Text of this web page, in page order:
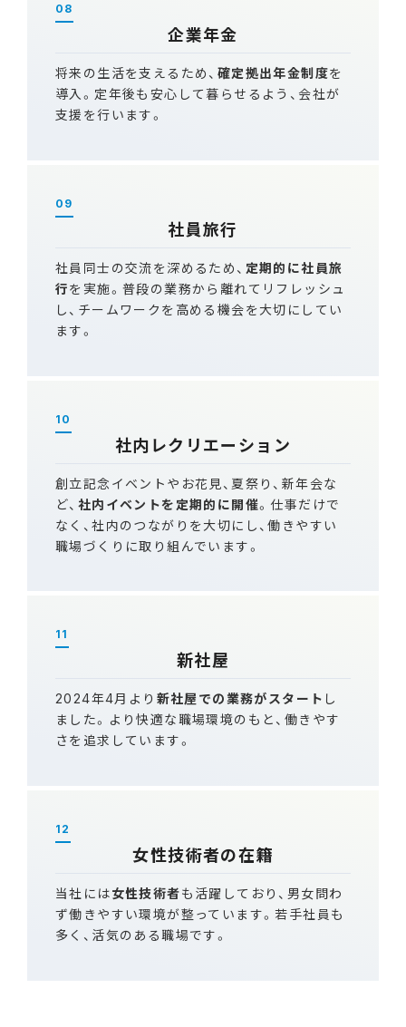
08
企業年金
将来の生活を支えるため、 確定拠出年金制度を
導入。定年後も安心して暮らせるよう、会社が
支援を行います。
09
社員旅行
社員同士の交流を深めるため、 定期的に社員旅
行を実施。普段の業務から離れてリフレッシュ
し、チームワークを高める機会を大切にしてい
ます。
10
社内レクリエーション
創立記念イベントやお花見、夏祭り、新年会な
ど、 社内イベントを定期的に開催。仕事だけで
なく、社内のつながりを大切にし、働きやすい
職場づくりに取り組んでいます。
11
新社屋
2024年4月より 新社屋での業務がスタート し
ました。より快適な職場環境のもと、働きやす
さを追求しています。
12
女性技術者の在籍
当社には女性技術者も活躍しており、男女問わ
ず働きやすい環境が整っています。若手社員も
多く、活気のある職場です。